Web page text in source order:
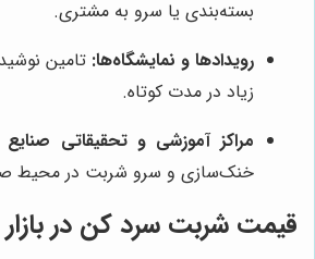
بسته‌بندی یا سرو به مشتری.
رویدادها و نمایشگاه‌ها: تامین
زیاد در مدت کوتاه.
مراکز آموزشی و تحقیقاتی صنایع
خنک‌سازی و سرو شربت در محیط
قیمت شربت سرد کن در بازار